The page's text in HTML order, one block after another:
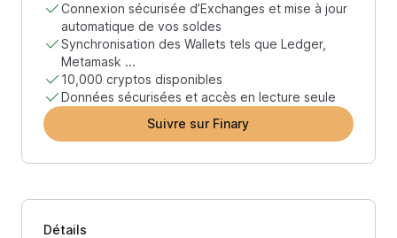
Connexion sécurisée d’Exchanges et mise à jour
automatique de vos soldes
Synchronisation des Wallets tels que Ledger,
Metamask ...
10,000 cryptos disponibles
Données sécurisées et accès en lecture seule
Suivre sur Finary
Détails